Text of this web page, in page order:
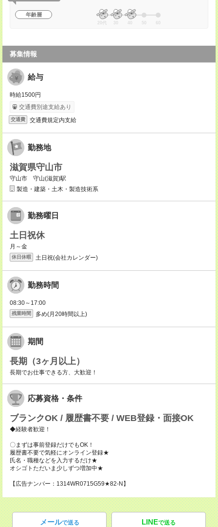
年齢層
20代 30 40 50 60
募集情報
給与
時給1500円
交通費別途支給あり
交通費 交通費規定内支給
勤務地
滋賀県守山市
守山市 守山(滋賀)駅
製造・建築・土木・製造技術系
勤務曜日
土日祝休
月～金
休日休暇 土日祝(会社カレンダー)
勤務時間
08:30～17:00
残業時間 多め(月20時間以上)
期間
長期（3ヶ月以上）
長期でお仕事できる方、大歓迎！
応募資格・条件
ブランクOK / 履歴書不要 / WEB登録・面接OK
◆経験者歓迎！
〇まずは事前登録だけでもOK！
履歴書不要で気軽にオンライン登録★
氏名・職種などを入力するだけ★
オシゴトただいま少しずつ増加中★
【広告ナンバー：1314WR0715G59★82-N】
メールで送る LINEで送る